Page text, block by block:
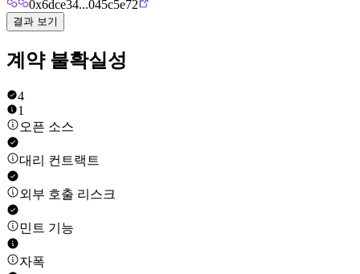
0x6dce34...045c5e72
결과 보기
계약 불확실성
4
1
오픈 소스
대리 컨트랙트
외부 호출 리스크
민트 기능
자폭